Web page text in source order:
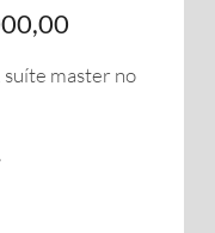
suíte master no